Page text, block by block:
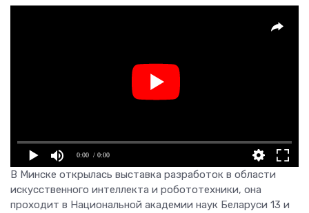
0:00 / 0:00
В Минске открылась выставка разработок в области
искусственного интеллекта и робототехники, она
проходит в Национальной академии наук Беларуси 13 и